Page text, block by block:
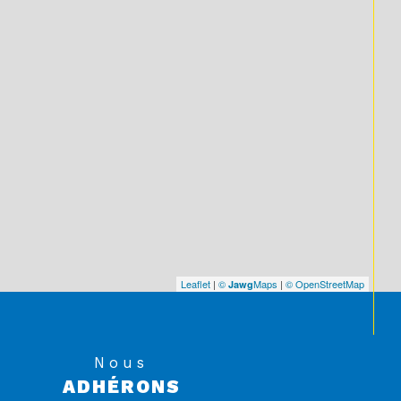
Leaflet | © JawgMaps | © OpenStreetMap
Nous
ADHÉRONS